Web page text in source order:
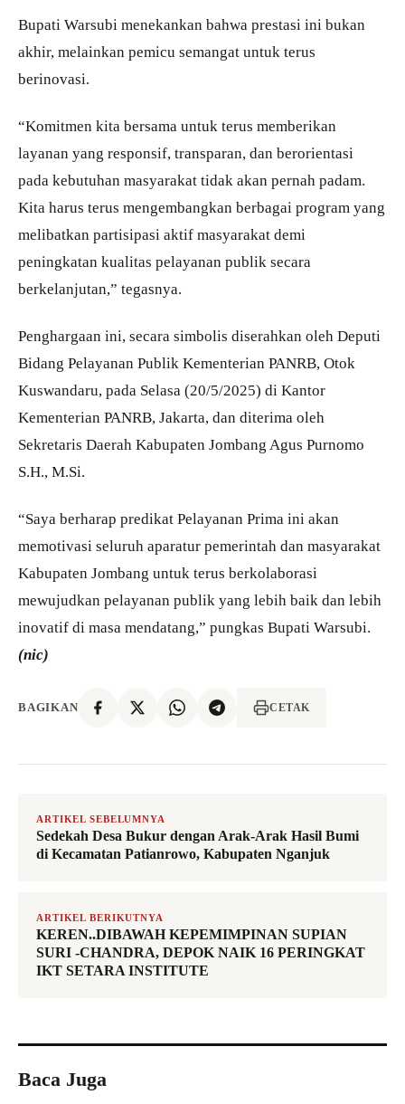
Bupati Warsubi menekankan bahwa prestasi ini bukan
akhir, melainkan pemicu semangat untuk terus
berinovasi.
“Komitmen kita bersama untuk terus memberikan
layanan yang responsif, transparan, dan berorientasi
pada kebutuhan masyarakat tidak akan pernah padam.
Kita harus terus mengembangkan berbagai program yang
melibatkan partisipasi aktif masyarakat demi
peningkatan kualitas pelayanan publik secara
berkelanjutan,” tegasnya.
Penghargaan ini, secara simbolis diserahkan oleh Deputi
Bidang Pelayanan Publik Kementerian PANRB, Otok
Kuswandaru, pada Selasa (20/5/2025) di Kantor
Kementerian PANRB, Jakarta, dan diterima oleh
Sekretaris Daerah Kabupaten Jombang Agus Purnomo
S.H., M.Si.
“Saya berharap predikat Pelayanan Prima ini akan
memotivasi seluruh aparatur pemerintah dan masyarakat
Kabupaten Jombang untuk terus berkolaborasi
mewujudkan pelayanan publik yang lebih baik dan lebih
inovatif di masa mendatang,” pungkas Bupati Warsubi.
(nic)
BAGIKAN CETAK
ARTIKEL SEBELUMNYA
Sedekah Desa Bukur dengan Arak-Arak Hasil Bumi
di Kecamatan Patianrowo, Kabupaten Nganjuk
ARTIKEL BERIKUTNYA
KEREN..DIBAWAH KEPEMIMPINAN SUPIAN
SURI -CHANDRA, DEPOK NAIK 16 PERINGKAT
IKT SETARA INSTITUTE
Baca Juga